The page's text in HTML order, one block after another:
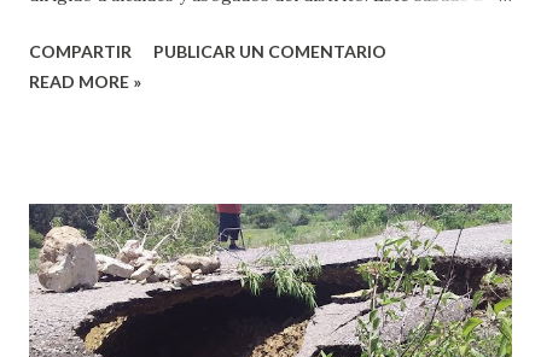
elementos de seguridad pública y ciudadanía interesada se
de las autoridades municipales para la atención y resolución
de conflictos, así como brindar herramientas sobre la
actuación policial dentro del marco legal vigente,
promoviendo una justicia más cercana a la ciudadanía y
COMPARTIR
PUBLICAR UN COMENTARIO
READ MORE »